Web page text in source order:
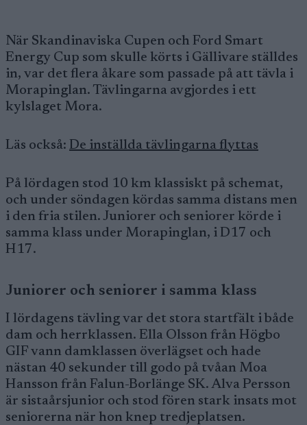
När Skandinaviska Cupen och Ford Smart
Energy Cup som skulle körts i Gällivare ställdes
in, var det flera åkare som passade på att tävla i
Morapinglan. Tävlingarna avgjordes i ett
kylslaget Mora.
Läs också: De inställda tävlingarna flyttas
På lördagen stod 10 km klassiskt på schemat,
och under söndagen kördas samma distans men
i den fria stilen. Juniorer och seniorer körde i
samma klass under Morapinglan, i D17 och
H17.
Juniorer och seniorer i samma klass
I lördagens tävling var det stora startfält i både
dam och herrklassen. Ella Olsson från Högbo
GIF vann damklassen överlägset och hade
nästan 40 sekunder till godo på tvåan Moa
Hansson från Falun-Borlänge SK. Alva Persson
är sistaårsjunior och stod fören stark insats mot
seniorerna när hon knep tredjeplatsen.